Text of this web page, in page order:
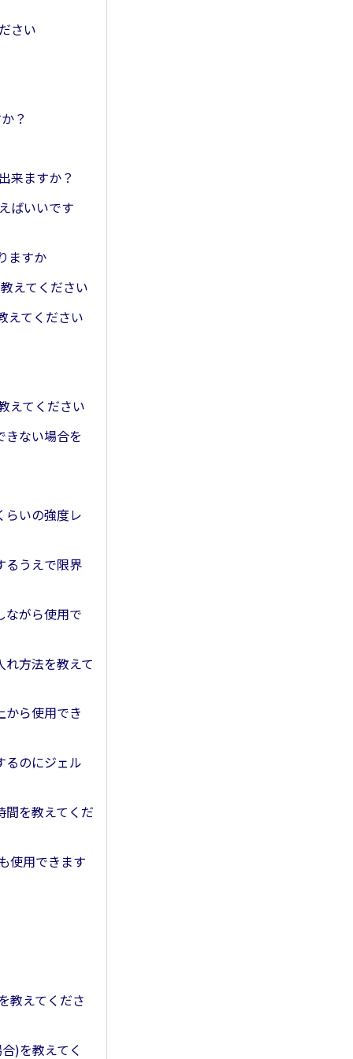
さい
？
来ますか？
ばいいです
ますか
えてください
えてください
えてください
きない場合を
らいの強度レ
るうえで限界
ながら使用で
れ方法を教えて
から使用でき
るのにジェル
間を教えてくだ
使用できます
教えてくださ
)を教えてく